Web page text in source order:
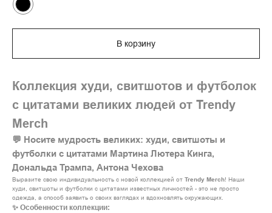
В корзину
Коллекция худи, свитшотов и футболок
с цитатами великих людей от Trendy
Merch
💬 Носите мудрость великих: худи, свитшоты и
футболки с цитатами Мартина Лютера Кинга,
Дональда Трампа, Антона Чехова
Выразите свою индивидуальность с новой коллекцией от Trendy Merch! Наши
худи, свитшоты и футболки с цитатами известных личностей - это не просто
одежда, а способ заявить о своих взглядах и вдохновлять окружающих.
✨ Особенности коллекции: